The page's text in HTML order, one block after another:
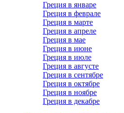
Греция в январе
Греция в феврале
Греция в марте
Греция в апреле
Греция в мае
Греция в июне
Греция в июле
Греция в августе
Греция в сентябре
Греция в октябре
Греция в ноябре
Греция в декабре